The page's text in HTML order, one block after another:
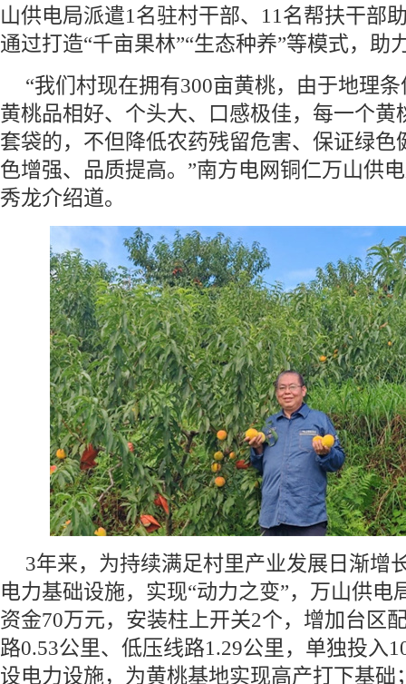
山供电局派遣1名驻村干部、11名帮扶干部
通过打造“千亩果林”“生态种养”等模式，助
“我们村现在拥有300亩黄桃，由于地理
黄桃品相好、个头大、口感极佳，每一个黄
套袋的，不但降低农药残留危害、保证绿色
色增强、品质提高。”南方电网铜仁万山供
秀龙介绍道。
3年来，为持续满足村里产业发展日渐增
电力基础设施，实现“动力之变”，万山供电
资金70万元，安装柱上开关2个，增加台区
路0.53公里、低压线路1.29公里，单独投入
设电力设施，为黄桃基地实现高产打下基础